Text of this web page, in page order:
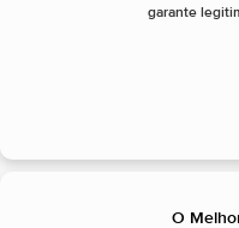
garante
O